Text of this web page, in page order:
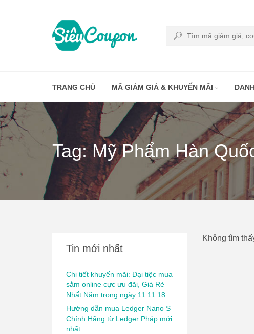
TRANG CHỦ MÃ GIẢM GIÁ & KHUYẾN MÃI
Tag: Mỹ Phẩm Hàn
Tin mới nhất
Chi tiết khuyến mãi: Đại tiệc mua
sắm online cực ưu đãi, Giá Rẻ
Nhất Năm trong ngày 11.11.18
Hướng dẫn mua Ledger Nano S
Chính Hãng từ Ledger Pháp mới
nhất
Không tìm